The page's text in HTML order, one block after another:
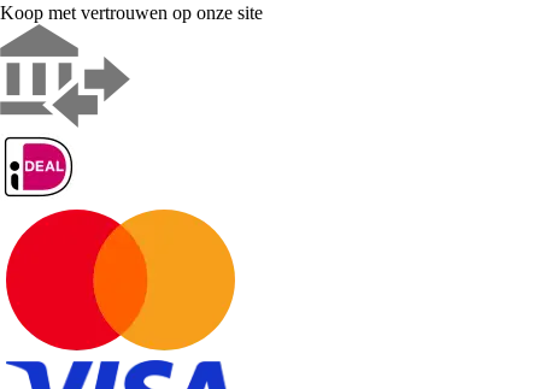
Koop met vertrouwen op onze site